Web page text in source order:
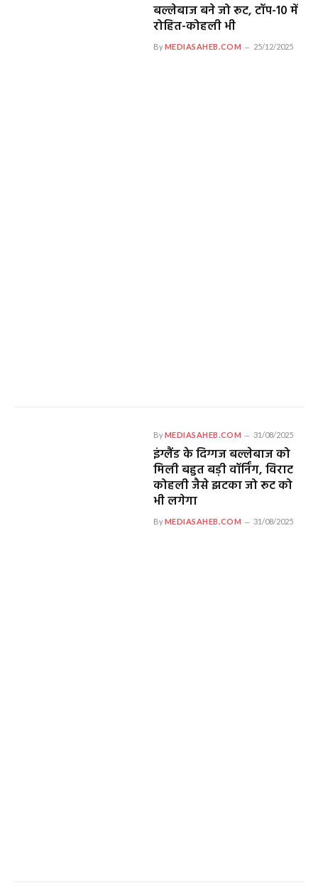
बल्लेबाज बने जो रूट, टॉप-10 में
रोहित-कोहली भी
ByMEDIASAHEB.COM 25/12/2025
ByMEDIASAHEB.COM 31/08/2025
इंग्लैंड के दिग्गज बल्लेबाज को
मिली बहुत बड़ी वॉर्निंग, विराट
कोहली जैसे झटका जो रूट को
भी लगेगा
ByMEDIASAHEB.COM 31/08/2025